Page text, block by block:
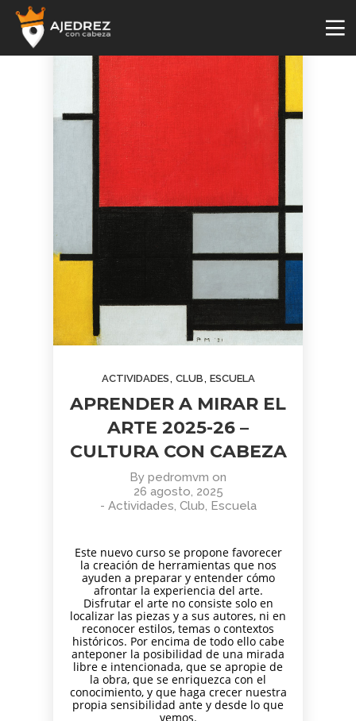
4
COMUNIDAD
AJEDREZ
CABEZA.
BUEN
VERANO Y
SEPTIEMBRE!
29
2026
ARMAGGEDÓN
AJEDREZ CON
CABEZA – 4 DE
JULIO
¡AJEDREZ EN
CHAMBERÍ!
2
2026
A MIRAR
EL ARTE:
MADRID
EN LA
SEGUNDA
1
COMUNIDAD
CABEZA –
JUNIO 2026
1
2026
TORNEO
DE
TODAS
LAS
EDADES
Y
NIVELES
– 13 DE
JUNIO
11
COGNITIVO –
4
MAYO
2026
BOLETÍN
MAYO 2026 –
COMUNIDAD
AJEDREZ
CON
CABEZA
30
ABRIL
2026
TORNEO
PARA
TODAS
LAS
EDADES
Y
NIVELES
–
AJEDREZ
CON
30
ABRIL
2026
APRENDER A
MIRAR EL
ARTE: LA
ABSTRACCIÓN
GEOMÉTRICA:
PIET
MONDRIAN (Y
VISITA AL
MONASTERIO
29
ABRIL
2026
AJEDREZ
INICIACIÓN
27
ABRIL
2026
CAMPAMENTO
DE VERANO
AJEDREZ CON
16
MARZO
2026
EL DESAFÍO
PSICOLÓGICO
ACTIVIDADES, CLUB, ESCUELA
APRENDER A MIRAR EL
ARTE 2025-26 –
CULTURA CON CABEZA
By pedromvm on
26 agosto, 2025
- Actividades, Club, Escuela
Este nuevo curso se propone favorecer
la creación de herramientas que nos
ayuden a preparar y entender cómo
afrontar la experiencia del arte.
Disfrutar el arte no consiste solo en
localizar las piezas y a sus autores, ni en
reconocer estilos, temas o contextos
históricos. Por encima de todo ello cabe
anteponer la posibilidad de una mirada
libre e intencionada, que se apropie de
la obra, que se enriquezca con el
conocimiento, y que haga crecer nuestra
propia sensibilidad ante y desde lo que
vemos.